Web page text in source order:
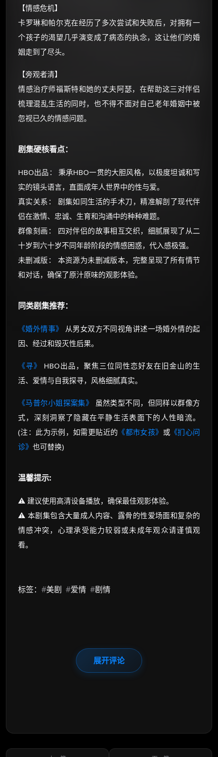
【情感危机】
卡罗琳和帕尔克在经历了多次尝试和失败后，对拥有一
个孩子的渴望几乎演变成了病态的执念，这让他们的婚
姻走到了尽头。
【旁观者清】
情感治疗师福斯特和她的丈夫阿瑟，在帮助这三对伴侣
梳理混乱生活的同时，也不得不面对自己老年婚姻中被
忽视已久的情感问题。
剧集硬核看点：
HBO出品： 秉承HBO一贯的大胆风格，以极度坦诚和写
实的镜头语言，直面成年人世界中的性与爱。
真实关系： 剧集如同生活的手术刀，精准解剖了现代伴
侣在激情、忠诚、生育和沟通中的种种难题。
群像刻画： 四对伴侣的故事相互交织，细腻展现了从二
十岁到六十岁不同年龄阶段的情感困惑，代入感极强。
未删减版： 本资源为未删减版本，完整呈现了所有情节
和对话，确保了原汁原味的观影体验。
同类剧集推荐：
《婚外情事》
从男女双方不同视角讲述一场婚外情的起
因、经过和毁灭性后果。
《寻》
HBO出品，聚焦三位同性恋好友在旧金山的生
活、爱情与自我探寻，风格细腻真实。
《马普尔小姐探案集》
虽然类型不同，但同样以群像方
式，深刻洞察了隐藏在平静生活表面下的人性暗流。
(注：此为示例，如需更贴近的 《都市女孩》 或《扪心问
诊》 也可替换)
温馨提示:
⚠️ 建议使用高清设备播放，确保最佳观影体验。
⚠️ 本剧集包含大量成人内容、露骨的性爱场面和复杂的
情感冲突，心理承受能力较弱或未成年观众请谨慎观
看。
标签： #美剧 #爱情 #剧情
展开评论
☕ 海外大侠？通过 Ko-fi 赐茶